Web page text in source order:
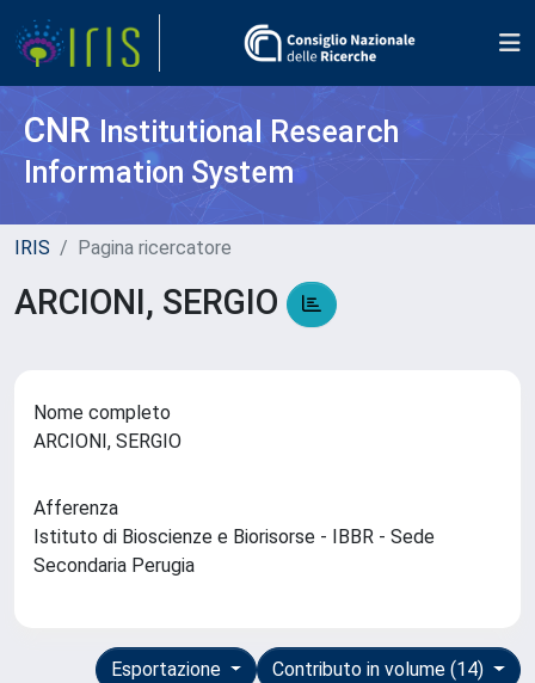
CNR Institutional Research
Information System
IRIS Pagina ricercatore
ARCIONI, SERGIO
Nome completo
ARCIONI, SERGIO
Afferenza
Istituto di Bioscienze e Biorisorse - IBBR - Sede
Secondaria Perugia
Contributo in volume (14)
Esportazione